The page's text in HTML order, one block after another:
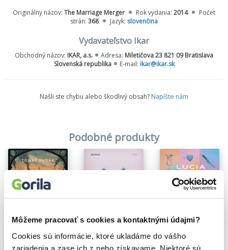
Môžeme pracovať s cookies a kontaktnými údajmi?
Cookies sú informácie, ktoré ukladáme do vášho
zariadenia a zase ich z neho získavame. Niektoré sú
dodávateľom a partnerom jeho nového medzinárodného reťazca
hotelov.
Juliette sa už v živote neraz popálila. Dôverovať človeku, ktorý ju
jediným pohľadom prinúti, aby aj vo svojej kancelárii myslela na
všetko len nie na prácu, sa zdá nanajvýš nerozumné. Má zahodiť
chladného biznisu a spaľujúcej vášne?
Originálny názov: The Marriage Merger Rok vydania: 2014
Počet
strán: 368 Jazyk: slovenčina
Vydavateľstvo Ikar
Obchodný názov: IKAR, a.s. Adresa: Miletičova 23 821 09 Bratislava
Slovenská republika
E-mail: ikar@ikar.sk
Našli ste chybu alebo škodlivý obsah? Napíšte nám
Podobné produkty